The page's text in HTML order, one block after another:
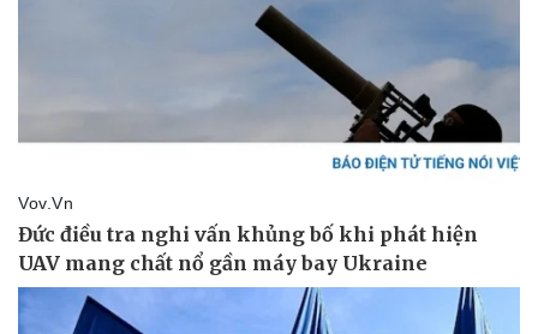
Quân sự - Quốc phòng
Vũ khí
Việt Nam
Phân tích